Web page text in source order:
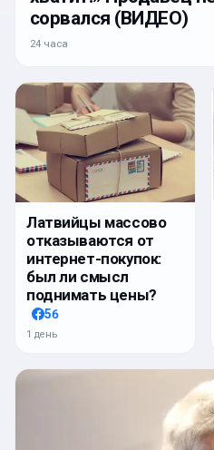
сорвался (ВИДЕО)
24 часа
Латвийцы массово
отказываются от
интернет-покупок:
был ли смысл
поднимать цены?
56
1 день